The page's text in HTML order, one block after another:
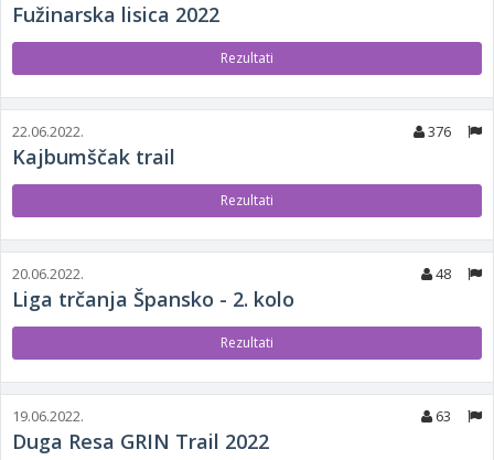
Fužinarska lisica 2022
Rezultati
22.06.2022. 376
Kajbumščak trail
Rezultati
20.06.2022. 48
Liga trčanja Špansko - 2. kolo
Rezultati
19.06.2022. 63
Duga Resa GRIN Trail 2022